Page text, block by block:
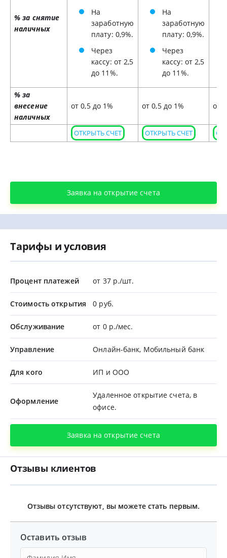
% за снятие
наличных
На
заработную
плату: 0,9%.
Через
кассу: от 2,5
до 11%.
На
заработную
плату: 0,9%.
Через
кассу: от 2,5
до 11%.
% за
внесение
наличных
от 0,5 до 1% от 0,5 до 1% от
ОТКРЫТЬ СЧЕТ ОТКРЫТЬ СЧЕТ
Заявка на открытие счета
Тарифы и условия
Процент платежей от 37 р./шт.
Стоимость открытия 0 руб.
Обслуживание от 0 р./мес.
Управление Онлайн-банк, Мобильный банк
Для кого ИП и ООО
Оформление
Удаленное открытие счета, в
офисе.
Заявка на открытие счета
Отзывы клиентов
Отзывы отсутствуют, вы можете стать первым.
Оставить отзыв